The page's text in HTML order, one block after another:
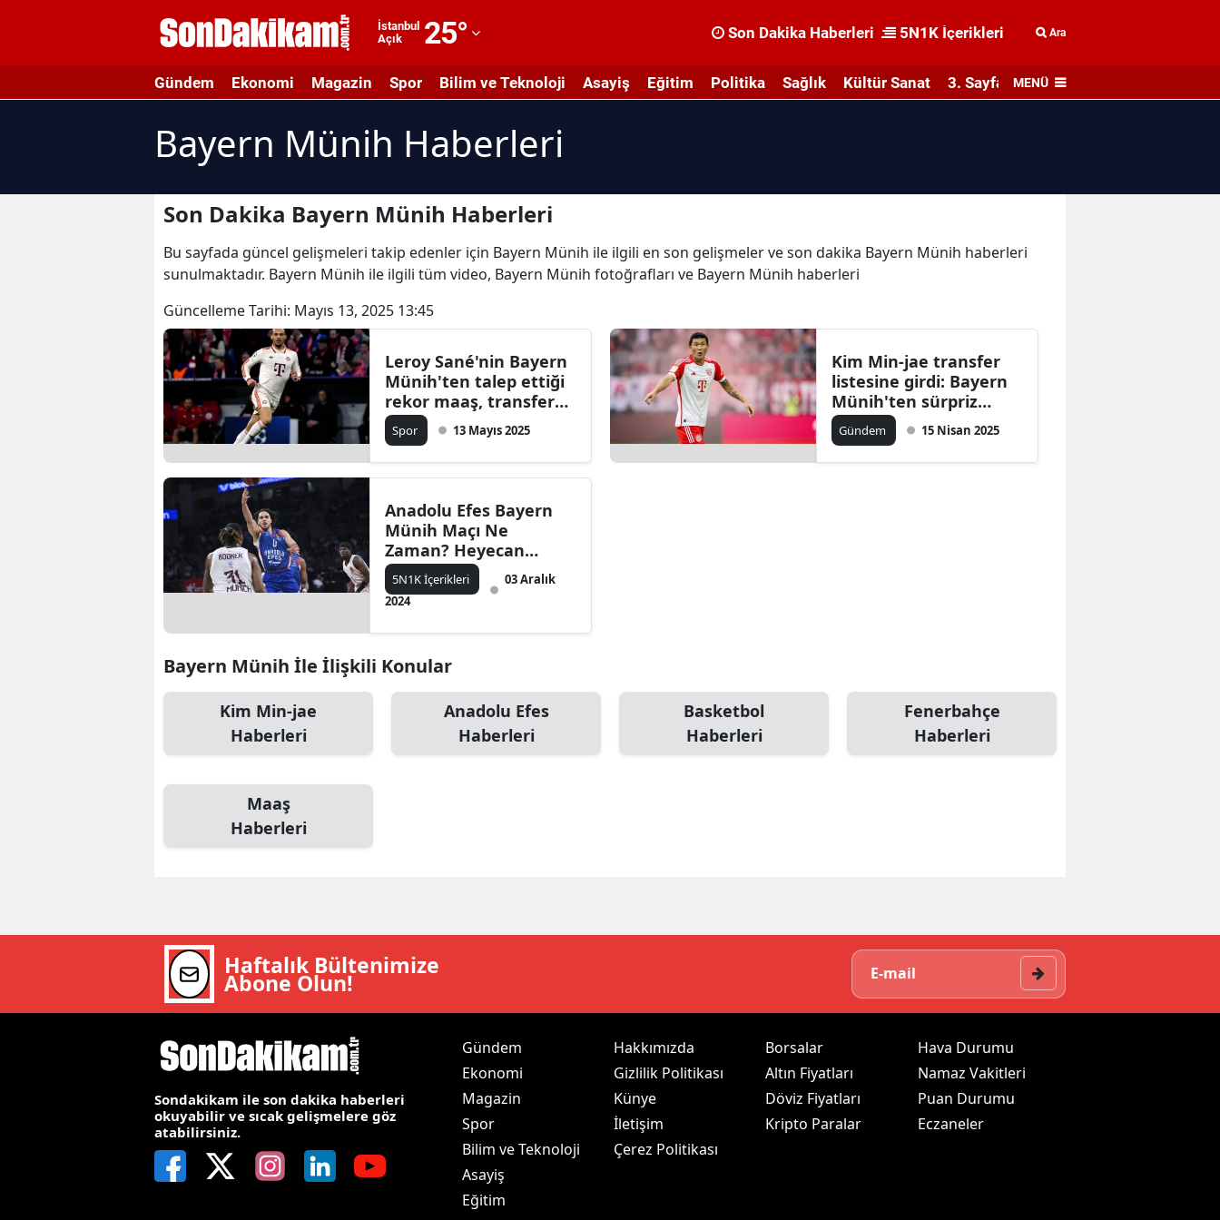
İstanbul
Açık
25°
Adıyaman
Afyonkarahisar
Amasya
Antalya
Artvin
Balıkesir
Bilecik
Bingöl
Bitlis
Bolu
Burdur
Denizli
Gümüşhane
Son Dakika Haberleri 5N1K İçerikleri Ara
Gündem Ekonomi Magazin Spor Bilim ve Teknoloji Asayiş Eğitim Politika Sağlık Kültür Sanat 3. Sayfa MENÜ
Bayern Münih Haberleri
Son Dakika Bayern Münih Haberleri
Bu sayfada güncel gelişmeleri takip edenler için Bayern Münih ile ilgili en son gelişmeler ve son dakika Bayern Münih haberleri
sunulmaktadır. Bayern Münih ile ilgili tüm video, Bayern Münih fotoğrafları ve Bayern Münih haberleri
Güncelleme Tarihi: Mayıs 13, 2025 13:45
Leroy Sané'nin Bayern
Münih'ten talep ettiği
rekor maaş, transfer
geleceğine etkileri
Spor 13 Mayıs 2025
Kim Min-jae transfer
listesine girdi: Bayern
Münih'ten sürpriz
karar
Gündem 15 Nisan 2025
Anadolu Efes Bayern
Münih Maçı Ne
Zaman? Heyecan
Dorukta
5N1K İçerikleri
03 Aralık
2024
Bayern Münih İle İlişkili Konular
Kim Min-jae
Haberleri
Anadolu Efes
Haberleri
Basketbol
Haberleri
Fenerbahçe
Haberleri
Maaş
Haberleri
Haftalık Bültenimize
Abone Olun!
Sondakikam ile son dakika haberleri
okuyabilir ve sıcak gelişmelere göz
atabilirsiniz.
Gündem
Ekonomi
Magazin
Spor
Bilim ve Teknoloji
Asayiş
Eğitim
Hakkımızda
Gizlilik Politikası
Künye
İletişim
Çerez Politikası
Borsalar
Altın Fiyatları
Döviz Fiyatları
Kripto Paralar
Hava Durumu
Namaz Vakitleri
Puan Durumu
Eczaneler